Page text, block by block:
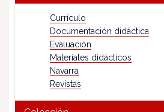
Currículo
Documentación didáctica
Evaluación
Materiales didácticos
Navarra
Revistas